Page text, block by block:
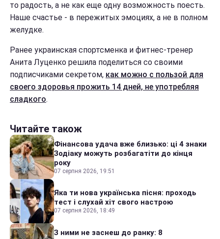
то радость, а не как еще одну возможность поесть.
Наше счастье - в пережитых эмоциях, а не в полном
желудке.
Ранее украинская спортсменка и фитнес-тренер
Анита Луценко решила поделиться со своими
подписчиками секретом, как можно с пользой для
своего здоровья прожить 14 дней, не употребляя
сладкого.
Читайте також
Фінансова удача вже близько: ці 4 знаки
Зодіаку можуть розбагатіти до кінця
року
07 серпня 2026, 19:51
Яка ти нова українська пісня: проходь
тест і слухай хіт свого настрою
07 серпня 2026, 18:49
З ними не заснеш до ранку: 8